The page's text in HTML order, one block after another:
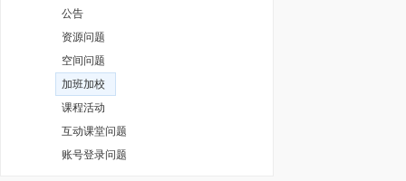
公告
资源问题
空间问题
加班加校
课程活动
互动课堂问题
账号登录问题